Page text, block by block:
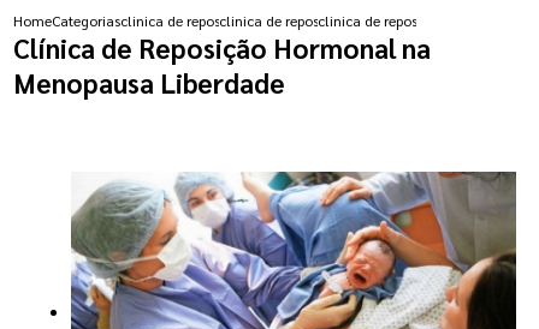
HomeCategoriasclinica de reposicao hormonalclinica de reposicao hormonal na menopausa
clinica de reposicao hormonal
Clínica de Reposição Hormonal na
Menopausa Liberdade